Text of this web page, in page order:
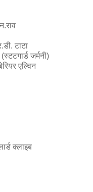
टाटा
जर्मनी)
एल्विन
क्लाइब